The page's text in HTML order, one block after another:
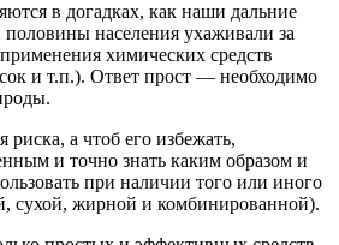
в догадках, как наши дальние
населения ухаживали за
химических средств
и т.п.). Ответ прост — необходимо
риска, а чтоб его избежать,
и точно знать каким образом и
при наличии того или иного
сухой, жирной и комбинированной).